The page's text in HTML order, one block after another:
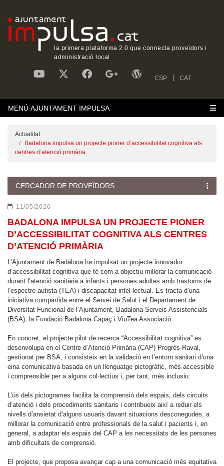
la primera plataforma 2.0 que connecta proveïdors i
administració local
ESP CAT
MENÚ AJUNTAMENT IMPULSA
Actualitat
Badalona impulsa un projecte pioner d’accessibilitat cognitiva als
centres d’atenció primària
CERCADOR DE PROVEÏDORS
11/05/2026
BADALONA IMPULSA UN PROJECTE PIONER
D’ACCESSIBILITAT COGNITIVA ALS CENTRES
D’ATENCIÓ PRIMÀRIA
L’Ajuntament de Badalona ha impulsat un projecte innovador
d’accessibilitat cognitiva que té com a objectiu millorar la comunicació
durant l’atenció sanitària a infants i persones adultes amb trastorns de
l’espectre autista (TEA) i discapacitat intel·lectual. Es tracta d’una
iniciativa compartida entre el Servei de Salut i el Departament de
Diversitat Funcional de l’Ajuntament, Badalona Serveis Assistencials
(BSA), la Fundació Badalona Capaç i ViuTea Associació.
En concret, el projecte pilot de recerca “Accessibilitat cognitiva” es
desenvolupa en el Centre d’Atenció Primària (CAP) Progrés-Raval,
gestionat per BSA, i consisteix en la validació en l’entorn sanitari d’una
eina comunicativa basada en un llenguatge pictogràfic, més accessible
i comprensible per a alguns col·lectius i, per tant, més inclusiu.
L’ús dels pictogrames facilita la comprensió dels espais, dels circuits
d’atenció i dels procediments sanitaris i contribueix així a reduir els
nivells d’ansietat d’alguns usuaris davant situacions desconegudes, a
millorar la comunicació entre professionals de la salut i pacients i, en
general, a adaptar els espais del CAP a les necessitats de les persones
amb dificultats de comprensió.
El projecte, que proposa avançar cap a una comunicació més equitativa